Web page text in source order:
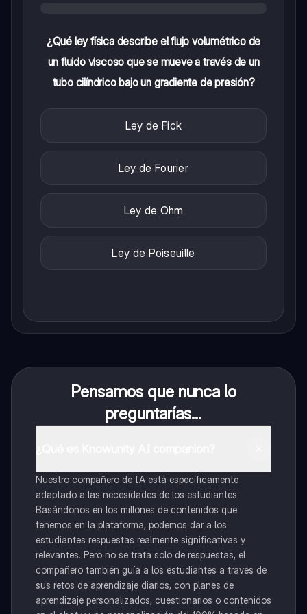
¿Qué ley física describe el flujo volumétrico de
un fluido viscoso que se mueve a través de un
tubo cilíndrico bajo un gradiente de presión?
Ley de Fick
Ley de Fourier
Ley de Ohm
Ley de Poiseuille
Pensamos que nunca lo
preguntarías...
Nuestro compañero de IA está específicamente
adaptado a las necesidades de los estudiantes.
Basándonos en los millones de contenidos que
tenemos en la plataforma, podemos dar a los
estudiantes respuestas realmente significativas y
relevantes. Pero no se trata solo de respuestas, el
compañero también guía a los estudiantes a través de
sus retos de aprendizaje diarios, con planes de
aprendizaje personalizados, cuestionarios o contenidos